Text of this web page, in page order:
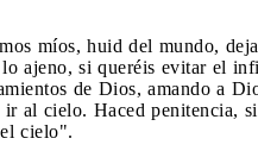
míos, huid del mundo,
ajeno, si queréis evitar el
de Dios, amando a
ir al cielo. Haced penitencia,
cielo".